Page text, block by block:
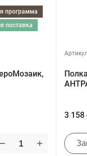
программа
поставка
3 158